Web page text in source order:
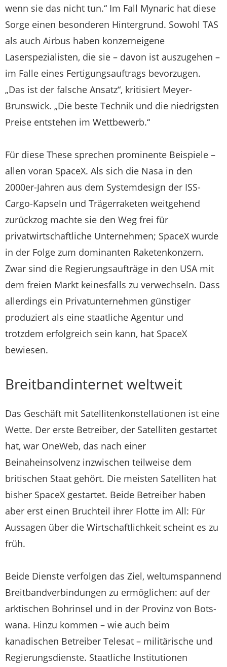
wenn sie das nicht tun.“ Im Fall Mynaric hat diese
Sorge einen besonderen Hintergrund. Sowohl TAS
als auch Airbus haben konzerneigene
Laserspezialisten, die sie – davon ist auszugehen –
im Falle eines Fertigungsauftrags bevorzugen.
„Das ist der falsche Ansatz“, kritisiert Meyer-
Brunswick. „Die beste Technik und die niedrigsten
Preise entstehen im Wettbewerb.“
Für diese These sprechen prominente Beispiele –
allen voran SpaceX. Als sich die Nasa in den
2000er-Jahren aus dem Systemdesign der ISS-
Cargo-Kapseln und Trägerraketen weitgehend
zurückzog machte sie den Weg frei für
privatwirtschaftliche Unternehmen; SpaceX wurde
in der Folge zum dominanten Raketenkonzern.
Zwar sind die Regierungsaufträge in den USA mit
dem freien Markt keinesfalls zu verwechseln. Dass
allerdings ein Privatunternehmen günstiger
produziert als eine staatliche Agentur und
trotzdem erfolgreich sein kann, hat SpaceX
bewiesen.
Breitbandinternet weltweit
Das Geschäft mit Satellitenkonstellationen ist eine
Wette. Der erste Betreiber, der Satelliten gestartet
hat, war OneWeb, das nach einer
Beinaheinsolvenz inzwischen teilweise dem
britischen Staat gehört. Die meisten Satelliten hat
bisher SpaceX gestartet. Beide Betreiber haben
aber erst einen Bruchteil ihrer Flotte im All: Für
Aussagen über die Wirtschaftlichkeit scheint es zu
früh.
Beide Dienste verfolgen das Ziel, weltumspannend
Breitbandverbindungen zu ermöglichen: auf der
arktischen Bohrinsel und in der Provinz von Bots­
wana. Hinzu kommen – wie auch beim
kanadischen Betreiber Telesat – militärische und
Regierungsdienste. Staatliche Institutionen